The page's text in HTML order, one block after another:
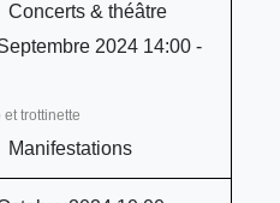
& théâtre
2024 14:00 -
trottinette